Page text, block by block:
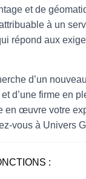
et de
à un
répond aux
d’un
d’une firme en
en œuvre votre
vous à Univers
: